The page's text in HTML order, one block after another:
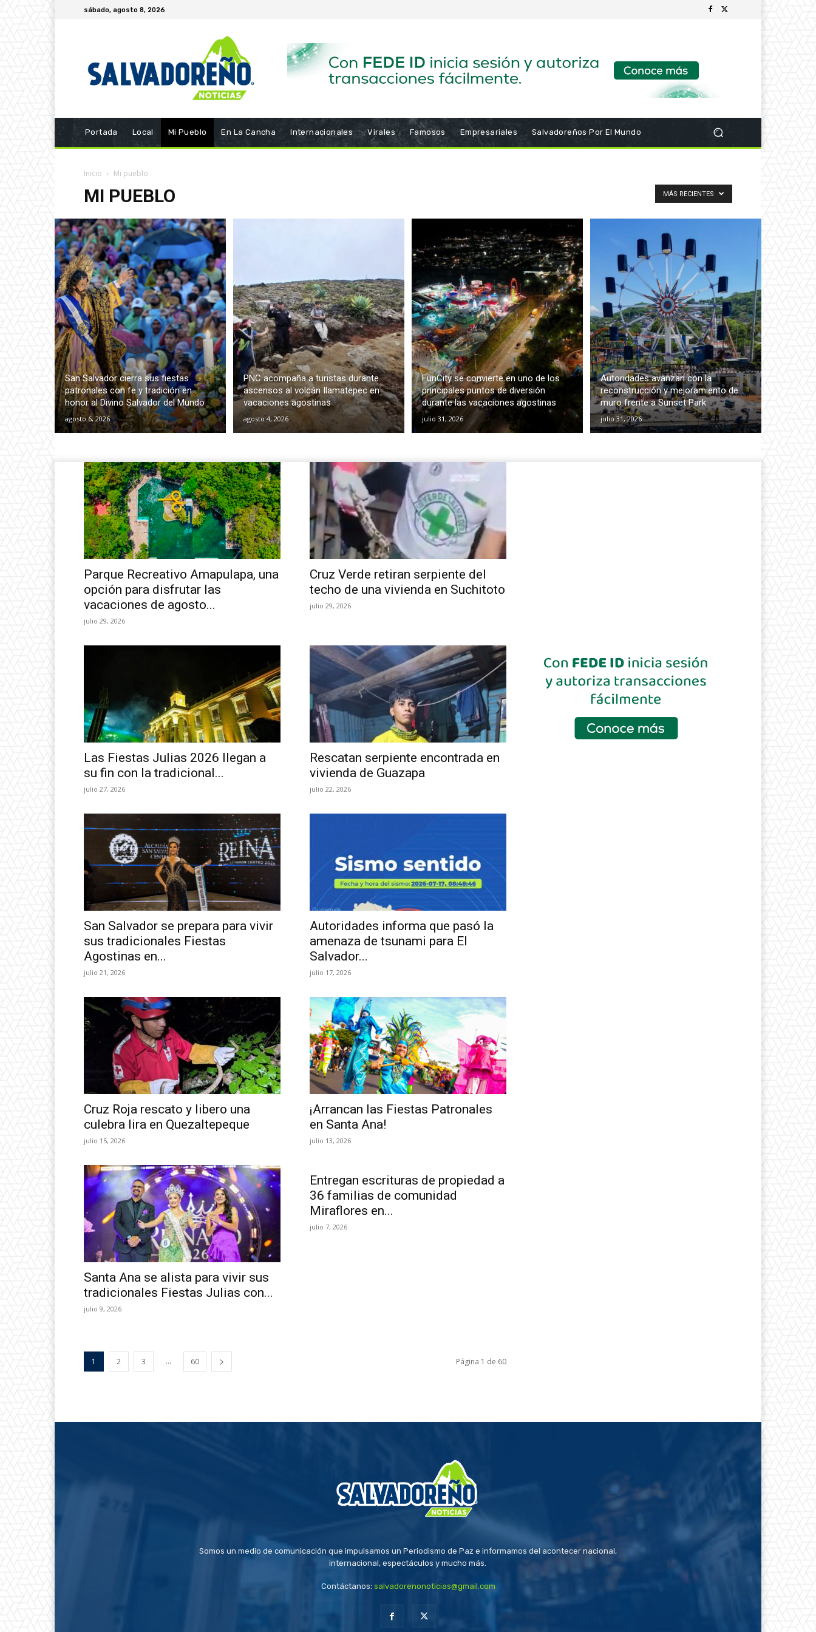
sábado, agosto 8, 2026
Portada Local Mi Pueblo En La Cancha Internacionales Virales Famosos Empresariales Salvadoreños Por El Mundo
Inicio Mi pueblo
MI PUEBLO MÁS RECIENTES
San Salvador cierra sus fiestas
patronales con fe y tradición en
honor al Divino Salvador del Mundo
agosto 6, 2026
PNC acompaña a turistas durante
ascensos al volcán Ilamatepec en
vacaciones agostinas
agosto 4, 2026
FunCity se convierte en uno de los
principales puntos de diversión
durante las vacaciones agostinas
julio 31, 2026
Autoridades avanzan con la
reconstrucción y mejoramiento de
muro frente a Sunset Park
julio 31, 2026
Parque Recreativo Amapulapa, una
opción para disfrutar las
vacaciones de agosto...
julio 29, 2026
Cruz Verde retiran serpiente del
techo de una vivienda en Suchitoto
julio 29, 2026
Las Fiestas Julias 2026 llegan a
su fin con la tradicional...
julio 27, 2026
Rescatan serpiente encontrada en
vivienda de Guazapa
julio 22, 2026
San Salvador se prepara para vivir
sus tradicionales Fiestas
Agostinas en...
julio 21, 2026
Autoridades informa que pasó la
amenaza de tsunami para El
Salvador...
julio 17, 2026
Cruz Roja rescato y libero una
culebra lira en Quezaltepeque
julio 15, 2026
¡Arrancan las Fiestas Patronales
en Santa Ana!
julio 13, 2026
Santa Ana se alista para vivir sus
tradicionales Fiestas Julias con...
julio 9, 2026
Entregan escrituras de propiedad a
36 familias de comunidad
Miraflores en...
julio 7, 2026
1 2 3 ... 60 Página 1 de 60
Somos un medio de comunicación que impulsamos un Periodismo de Paz e informamos del acontecer nacional,
internacional, espectáculos y mucho más.
Contáctanos: salvadorenonoticias@gmail.com